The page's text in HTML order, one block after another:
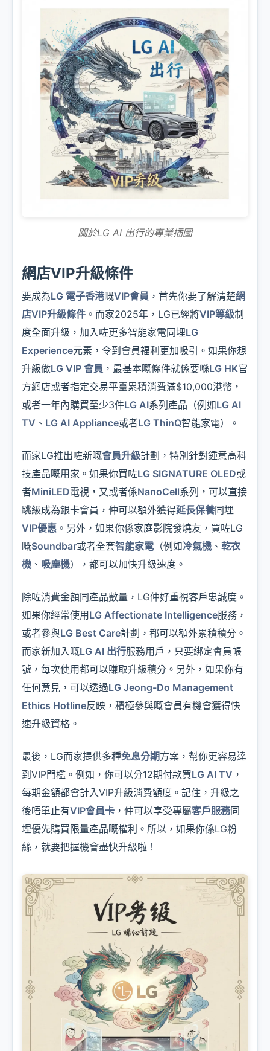
關於LG AI 出行的專業插圖
網店VIP升級條件
要成為LG 電子香港嘅VIP會員 ，首先你要了解清楚網
店VIP升級條件 。而家2025年，LG已經將VIP等級制
度全面升級，加入咗更多智能家電同埋LG
Experience元素，令到會員福利更加吸引。如果你想
升級做LG VIP 會員 ，最基本嘅條件就係要喺LG HK官
方網店或者指定交易平臺累積消費滿$10,000港幣，
或者一年內購買至少3件LG AI系列產品（例如LG AI
TV 、 LG AI Appliance或者LG ThinQ智能家電）。
而家LG推出咗新嘅會員升級計劃，特別針對鍾意高科
技產品嘅用家。如果你買咗LG SIGNATURE OLED或
者MiniLED電視，又或者係NanoCell系列，可以直接
跳級成為銀卡會員，仲可以額外獲得延長保養同埋
VIP優惠 。另外，如果你係家庭影院發燒友，買咗LG
嘅Soundbar或者全套智能家電 （例如冷氣機 、 乾衣
機 、 吸塵機），都可以加快升級速度。
除咗消費金額同產品數量，LG仲好重視客戶忠誠度。
如果你經常使用 LG Affectionate Intelligence服務，
或者參與LG Best Care計劃，都可以額外累積積分。
而家新加入嘅LG AI 出行服務用戶，只要綁定會員帳
號，每次使用都可以賺取升級積分。另外，如果你有
任何意見，可以透過LG Jeong-Do Management
Ethics Hotline反映，積極參與嘅會員有機會獲得快
速升級資格。
最後，LG而家提供多種免息分期方案，幫你更容易達
到VIP門檻。例如，你可以分12期付款買LG AI TV ，
每期金額都會計入VIP升級消費額度。記住，升級之
後唔單止有VIP會員卡 ，仲可以享受專屬客戶服務同
埋優先購買限量產品嘅權利。所以，如果你係LG粉
絲，就要把握機會盡快升級啦！